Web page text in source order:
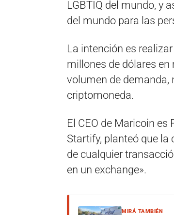
LGBTIQ del mundo, y
del mundo para las
La intención es
millones de dólares
volumen de demanda,
criptomoneda.
El CEO de Maricoin es
Startify, planteó que
de cualquier
en un exchange».
MIRÁ TAMBIÉN